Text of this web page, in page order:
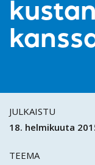
JULKAISTU
18. helmikuuta
TEEMA